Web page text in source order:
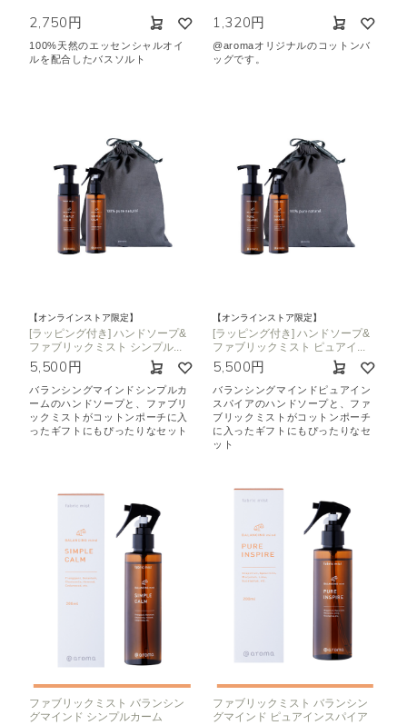
2,750円
100%天然のエッセンシャルオイ
ルを配合したバスソルト
1,320円
@aromaオリジナルのコットンバ
ッグです。
【オンラインストア限定】
[ラッピング付き] ハンドソープ&
ファブリックミスト シンプル...
5,500円
バランシングマインドシンプルカ
ームのハンドソープと、ファブリ
ックミストがコットンポーチに入
ったギフトにもぴったりなセット
【オンラインストア限定】
[ラッピング付き] ハンドソープ&
ファブリックミスト ピュアイ...
5,500円
バランシングマインドピュアイン
スパイアのハンドソープと、ファ
ブリックミストがコットンポーチ
に入ったギフトにもぴったりなセ
ット
ファブリックミスト バランシン
グマインド シンプルカーム
ファブリックミスト バランシン
グマインド ピュアインスパイア